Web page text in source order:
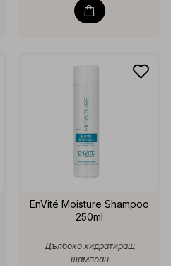
EnVité Moisture Shampoo
250ml
Дълбоко хидратиращ
шампоан